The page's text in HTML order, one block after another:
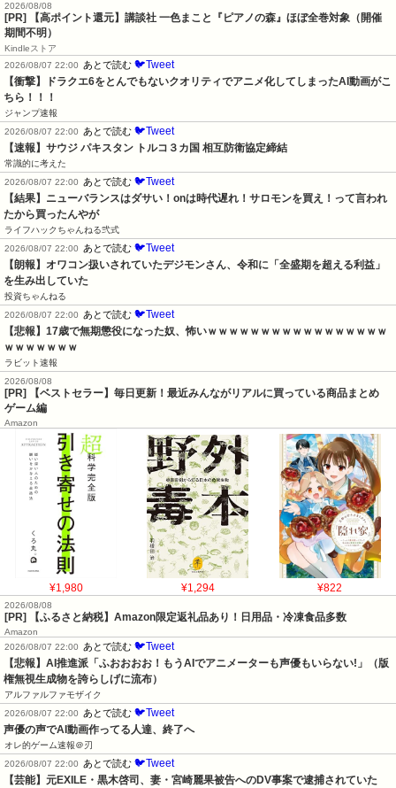
2026/08/08
[PR]
【高ポイント還元】講談社 一色まこと『ピアノの森』ほぼ全巻対象（開催
期間不明）
Kindleストア
2026/08/07 22:00
あとで読む 🐦Tweet
【衝撃】ドラクエ6をとんでもないクオリティでアニメ化してしまったAI動画がこ
ちら！！！
ジャンプ速報
2026/08/07 22:00
あとで読む 🐦Tweet
【速報】サウジ パキスタン トルコ３カ国 相互防衛協定締結
常識的に考えた
2026/08/07 22:00
あとで読む 🐦Tweet
【結果】ニューバランスはダサい！onは時代遅れ！サロモンを買え！って言われ
たから買ったんやが
ライフハックちゃんねる弐式
2026/08/07 22:00
あとで読む 🐦Tweet
【朗報】オワコン扱いされていたデジモンさん、令和に「全盛期を超える利益」
を生み出していた
投資ちゃんねる
2026/08/07 22:00
あとで読む 🐦Tweet
【悲報】17歳で無期懲役になった奴、怖いｗｗｗｗｗｗｗｗｗｗｗｗｗｗｗｗｗ
ｗｗｗｗｗｗｗ
ラビット速報
2026/08/08
[PR] 【ベストセラー】毎日更新！最近みんながリアルに買っている商品まとめ
ゲーム編
Amazon
¥1,980 ¥1,294 ¥822
2026/08/08
[PR] 【ふるさと納税】Amazon限定返礼品あり！日用品・冷凍食品多数
Amazon
2026/08/07 22:00
あとで読む 🐦Tweet
【悲報】AI推進派「ふおおおお！もうAIでアニメーターも声優もいらない!」（版
権無視生成物を誇らしげに流布）
アルファルファモザイク
2026/08/07 22:00
あとで読む 🐦Tweet
声優の声でAI動画作ってる人達、終了へ
オレ的ゲーム速報＠刃
2026/08/07 22:00
あとで読む 🐦Tweet
【芸能】元EXILE・黒木啓司、妻・宮崎麗果被告へのDV事案で逮捕されていた